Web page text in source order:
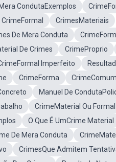
CondutaExemplos
CrimesMateriais
De Mera Conduta
De Crimes CrimeProprio
Imperfeito
CrimeForma CrimeComum
Manuel De
CrimeMaterial Ou Formal
O Que É UmCrime Material
De Mera Conduta
CrimesQue Admitem